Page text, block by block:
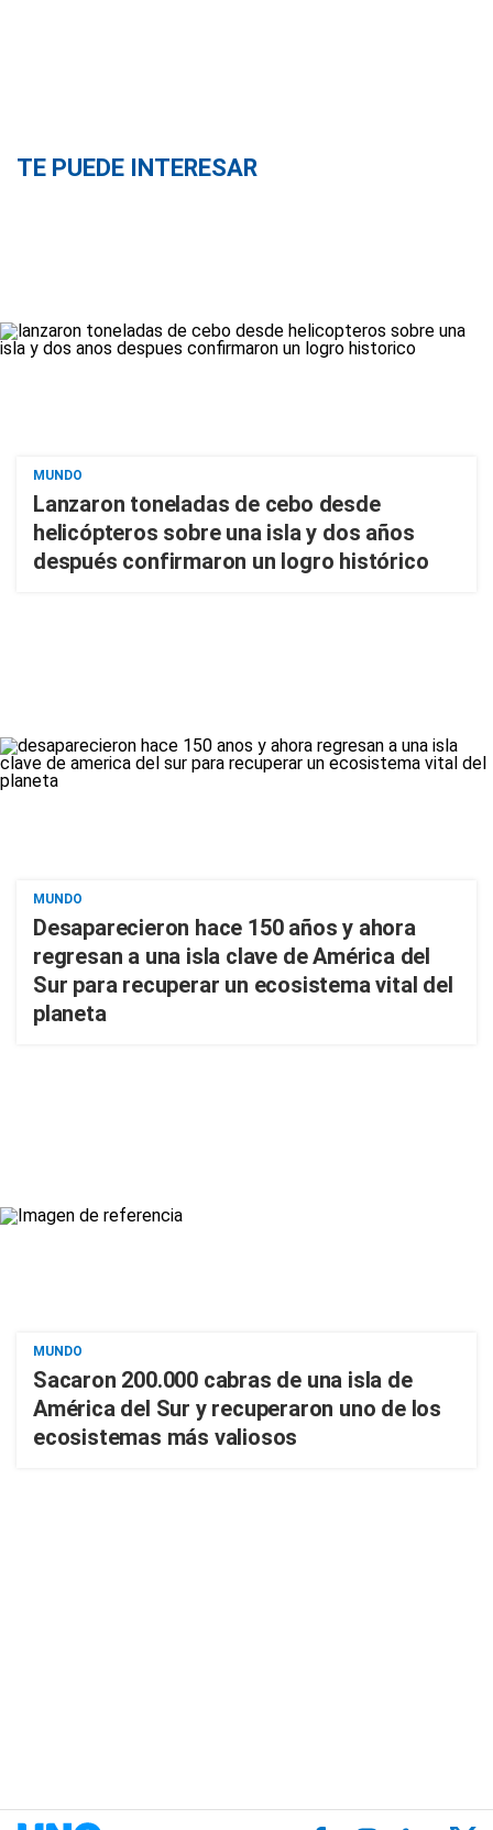
TE PUEDE INTERESAR
MUNDO
Lanzaron toneladas de cebo desde
helicópteros sobre una isla y dos años
después confirmaron un logro histórico
MUNDO
Desaparecieron hace 150 años y ahora
regresan a una isla clave de América del
Sur para recuperar un ecosistema vital del
planeta
MUNDO
Sacaron 200.000 cabras de una isla de
América del Sur y recuperaron uno de los
ecosistemas más valiosos